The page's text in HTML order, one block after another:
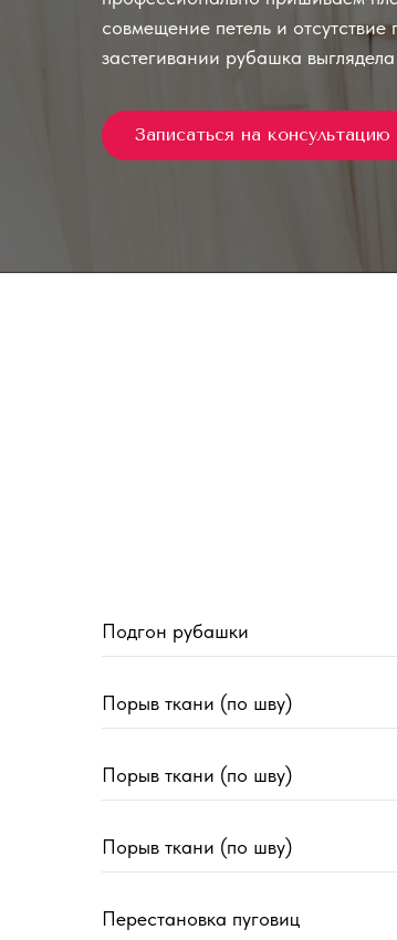
совмещение петель и
застегивании рубашка
Записаться на консультацию
Подгон рубашки
Порыв ткани (по шву)
Порыв ткани (по шву)
Порыв ткани (по шву)
Перестановка пуговиц